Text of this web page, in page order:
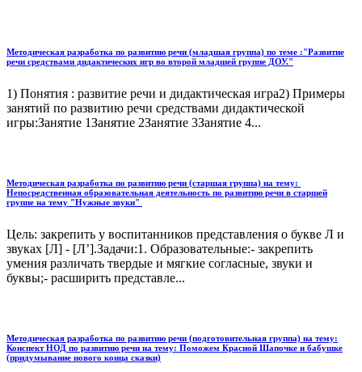
Методическая разработка по развитию речи (младшая группа) по теме :"Развитие
речи средствами дидактических игр во второй младшей группе ДОУ."
1) Понятия : развитие речи и дидактическая игра2) Примеры
занятий по развитию речи средствами дидактической
игры:Занятие 1Занятие 2Занятие 3Занятие 4...
Методическая разработка по развитию речи (старшая группа) на тему:
Непосредственная образовательная деятельность по развитию речи в старшей
группе на тему "Нужные звуки"
Цель: закрепить у воспитанников представления о букве Л и
звуках [Л] - [Л’].Задачи:1. Образовательные:- закрепить
умения различать твердые и мягкие согласные, звуки и
буквы;- расширить представле...
Методическая разработка по развитию речи (подготовительная группа) на тему:
Конспект НОД по развитию речи на тему: Поможем Красной Шапочке и бабушке
(придумывание нового конца сказки)